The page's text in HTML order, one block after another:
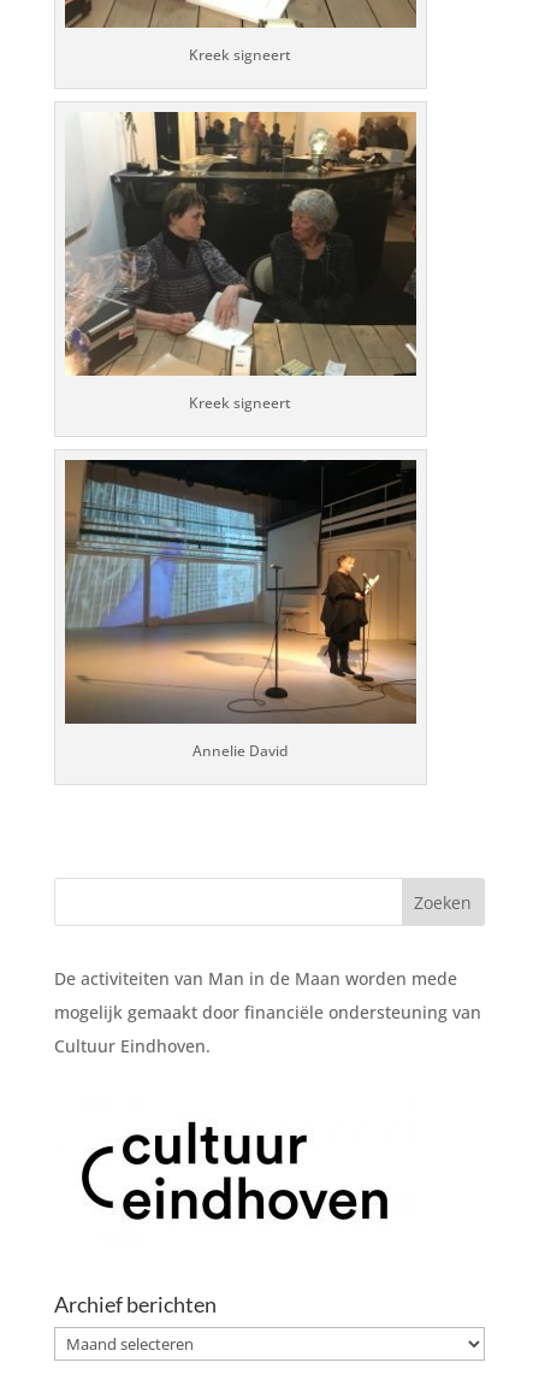
Kreek signeert
Kreek signeert
Annelie David
De activiteiten van Man in de Maan worden mede
mogelijk gemaakt door financiële ondersteuning van
Cultuur Eindhoven.
Archief berichten
Archief